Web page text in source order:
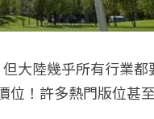
大陸幾乎所有行業
！許多熱門版位甚